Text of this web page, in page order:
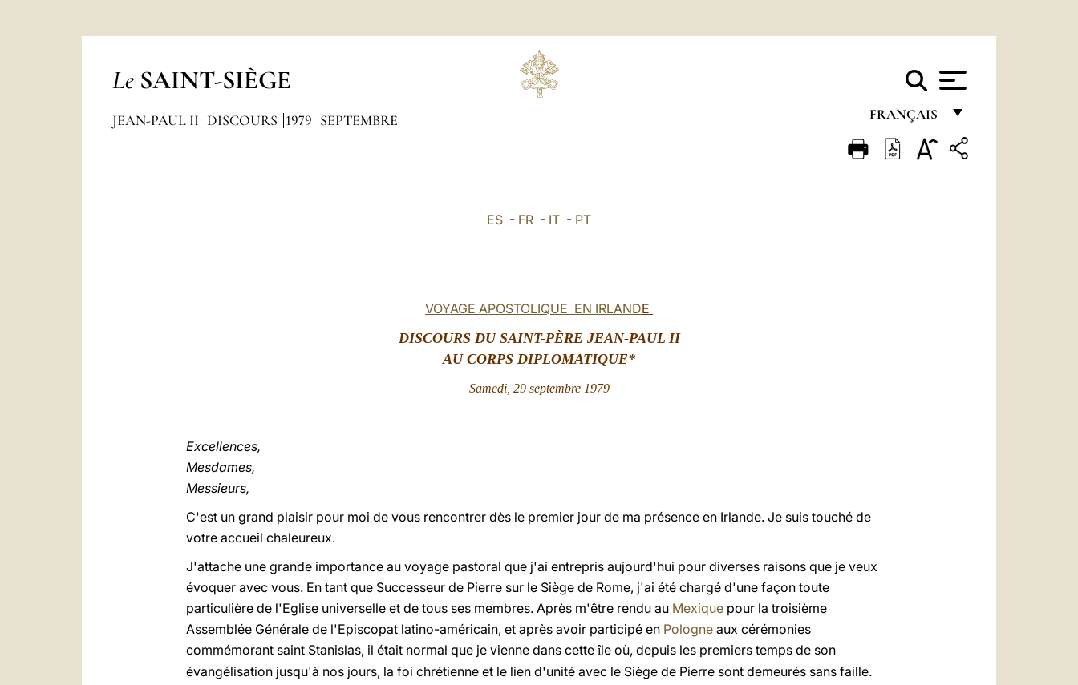
Le SAINT-SIÈGE
FRANÇAIS
FRANÇAIS
JEAN-PAUL II DISCOURS 1979 SEPTEMBRE
ES - FR - IT - PT
VOYAGE APOSTOLIQUE EN IRLANDE
DISCOURS DU SAINT-PÈRE JEAN-PAUL II
AU CORPS DIPLOMATIQUE*
Samedi, 29 septembre 1979
Excellences,
Mesdames,
Messieurs,
C'est un grand plaisir pour moi de vous rencontrer dès le premier jour de ma présence en Irlande. Je suis touché de
votre accueil chaleureux.
J'attache une grande importance au voyage pastoral que j'ai entrepris aujourd'hui pour diverses raisons que je veux
évoquer avec vous. En tant que Successeur de Pierre sur le Siège de Rome, j'ai été chargé d'une façon toute
particulière de l'Eglise universelle et de tous ses membres. Арrès m'être rendu au Mexique pour la troisième
Assemblée Générale de l'Episcopat latino-américain, et après avoir participé en Pologne aux cérémonies
commémorant saint Stanislas, il était normal que je vienne dans cetteîle où, depuis les premiers temps de son
évangélisation jusqu'à nos jours, la foi chrétienne et le lien d'unité avec le Siège de Pierre sont demeurés sans faille.